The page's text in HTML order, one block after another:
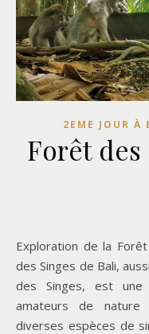
2EME JOUR À
Forêt des
Exploration de la Forêt des Singes à Ubud, Bali La Forêt
des Singes de Bali,
des Singes, est une
amateurs de nature
diverses espèces de